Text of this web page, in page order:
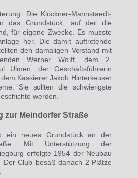
Die Klöckner-Mannstaedt-
das Grundstück, auf der die
für eigene Zwecke. Es musste
her. Die damit auftretende
den damaligen Vorstand mit
Werner Wolff, dem 2.
Ulmen, der Geschäftsführerin
Kassierer Jakob Hinterkeuser
Sie sollten die schwierigste
werden.
zur Meindorfer Straße
ein neues Grundstück an der
Mit Unterstützung der
erfolgte 1954 der Neubau
Der Club besaß danach 2 Plätze